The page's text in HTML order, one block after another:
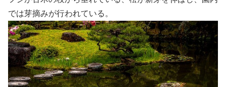
では芽摘みが行われている。